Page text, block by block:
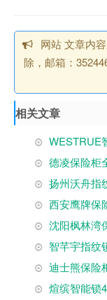
网站 文章内
除，邮箱：
相关文章
WESTRUE
德凌保险柜
扬州沃舟指
西安鹰牌保
沈阳枫林湾
智芊宇指纹
迪士熊保险
煊缤智能锁